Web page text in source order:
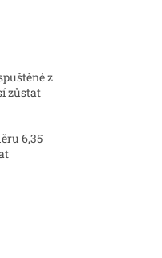
z
zůstat
6,35